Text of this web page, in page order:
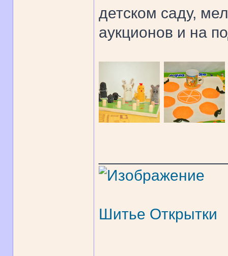
детском саду,
аукционов и на
Шитье Открытки